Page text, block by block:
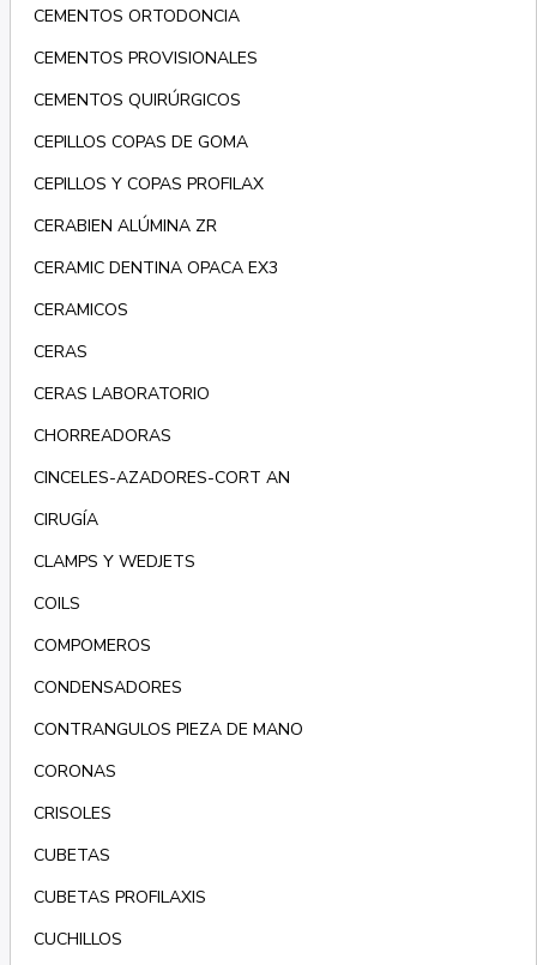
CEMENTOS ORTODONCIA
CEMENTOS PROVISIONALES
CEMENTOS QUIRÚRGICOS
CEPILLOS COPAS DE GOMA
CEPILLOS Y COPAS PROFILAX
CERABIEN ALÚMINA ZR
CERAMIC DENTINA OPACA EX3
CERAMICOS
CERAS
CERAS LABORATORIO
CHORREADORAS
CINCELES-AZADORES-CORT AN
CIRUGÍA
CLAMPS Y WEDJETS
COILS
COMPOMEROS
CONDENSADORES
CONTRANGULOS PIEZA DE MANO
CORONAS
CRISOLES
CUBETAS
CUBETAS PROFILAXIS
CUCHILLOS